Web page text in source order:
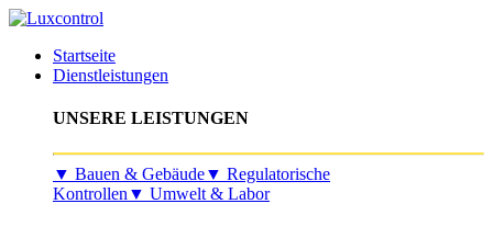
Startseite
Dienstleistungen
UNSERE LEISTUNGEN
​▼ Bauen & Gebäude▼ Regulatorische
Kontrollen ▼ Umwelt & Labor